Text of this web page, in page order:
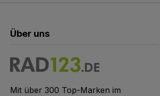
Über uns
Mit über 300 Top-Marken im